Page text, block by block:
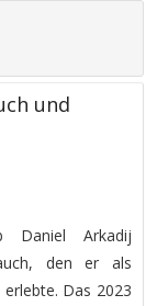
und
Daniel Arkadij
den er als
Das 2023